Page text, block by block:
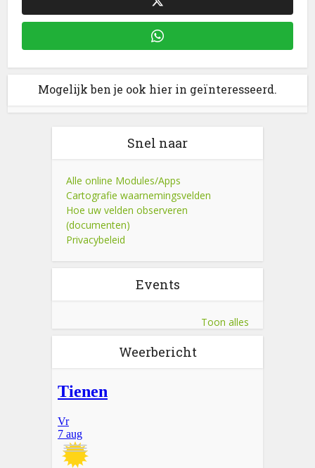
Mogelijk ben je ook hier in geïnteresseerd.
Snel naar
Alle online Modules/Apps
Cartografie waarnemingsvelden
Hoe uw velden observeren
(documenten)
Privacybeleid
Events
Toon alles
Weerbericht